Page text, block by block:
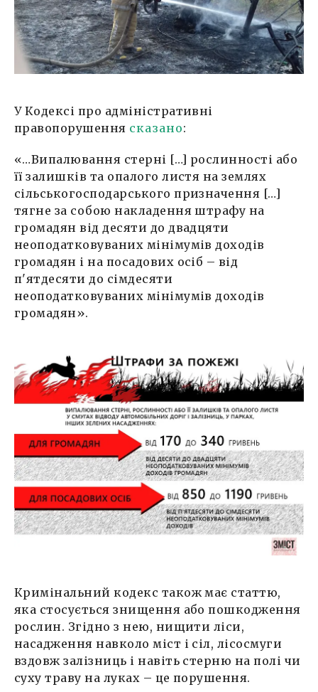
У Кодексі про адміністративні
правопорушення сказано:
«…Випалювання стерні […] рослинності або
її залишків та опалого листя на землях
сільськогосподарського призначення […]
тягне за собою накладення штрафу на
громадян від десяти до двадцяти
неоподатковуваних мінімумів доходів
громадян і на посадових осіб – від
п'ятдесяти до сімдесяти
неоподатковуваних мінімумів доходів
громадян».
Кримінальний кодекс також має статтю,
яка стосується знищення або пошкодження
рослин. Згідно з нею, нищити ліси,
насадження навколо міст і сіл, лісосмуги
вздовж залізниць і навіть стерню на полі чи
суху траву на луках – це порушення.